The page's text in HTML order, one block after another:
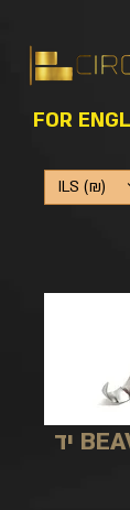
FOR
ILS (₪)
BEAVERCRAFT SK1L יד